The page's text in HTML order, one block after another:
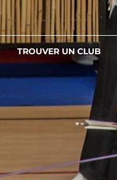
TROUVER UN CLUB